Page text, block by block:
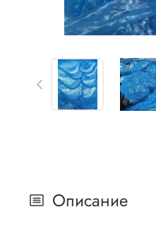
Описание